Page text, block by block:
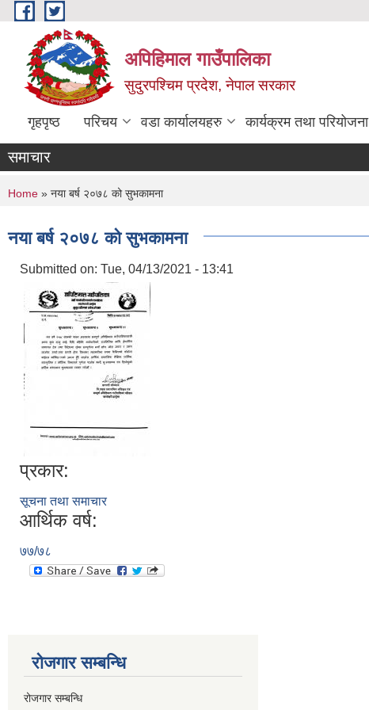
Skip to main content
अपिहिमाल गाउँपालिका
सुदुरपश्चिम प्रदेश, नेपाल सरकार
गृहपृष्ठ परिचय वडा कार्यालयहरु कार्यक्रम तथा परियोजना
समाचार
You are here
Home » नया बर्ष २०७८ को सुभकामना
नया बर्ष २०७८ को सुभकामना
Submitted on: Tue, 04/13/2021 - 13:41
प्रकार:
सूचना तथा समाचार
आर्थिक वर्ष:
७७/७८
रोजगार सम्बन्धि
रोजगार सम्बन्धि